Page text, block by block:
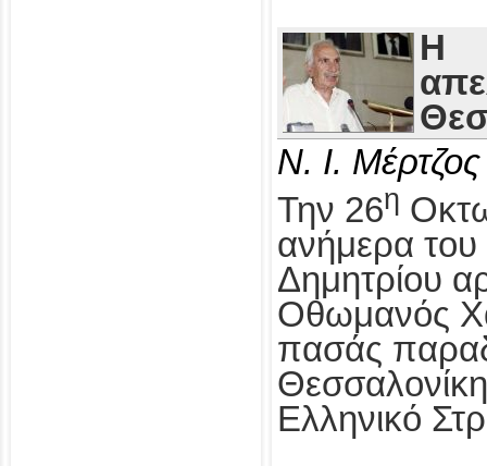
Η
Ν. Ι. Μέρτζος
Την 26η
ανήμερα του
Δημητρίου
Οθωμανός
πασάς
Ελληνικό